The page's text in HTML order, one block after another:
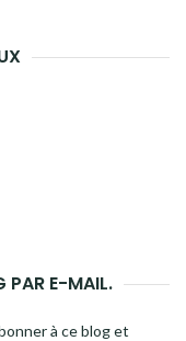
PAR E-MAIL.
à ce blog et